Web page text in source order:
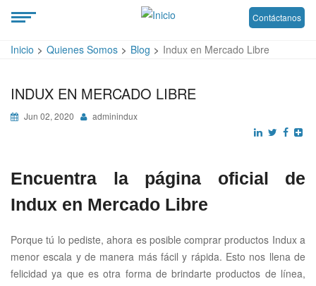
Contáctanos
Inicio Quienes Somos Blog Indux en Mercado Libre
INDUX EN MERCADO LIBRE
Jun 02, 2020 adminindux
Encuentra la página oficial de
Indux en Mercado Libre
Porque tú lo pediste, ahora es posible comprar productos Indux a
menor escala y de manera más fácil y rápida. Esto nos llena de
felicidad ya que es otra forma de brindarte productos de línea,